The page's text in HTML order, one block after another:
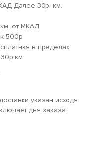
Далее 30р. км.
от МКАД
500р.
в пределах
указан исходя
дня заказа